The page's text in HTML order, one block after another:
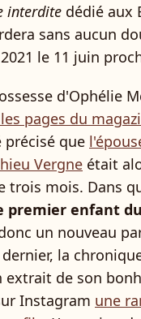
interdite dédié aux
sans aucun
le 11 juin
d'Ophélie
pages du
que
Vergne était
trois mois. Dans
premier enfant
un nouveau
la
extrait de son
Instagram une